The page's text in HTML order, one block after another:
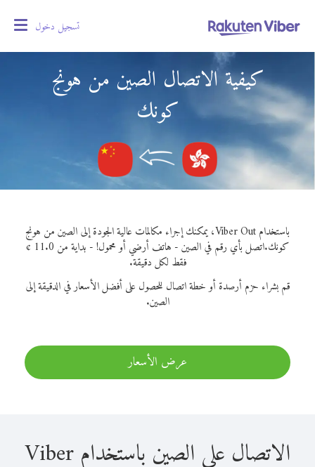
تسجيل دخول
كيفية الاتصال الصين من هونج
كونك
باستخدام Viber Out، يمكنك إجراء مكالمات عالية الجودة إلى الصين من هونج
كونك.
اتصل بأي رقم في الصين - هاتف أرضي أو محمول! - بداية من 11.0 ¢
فقط لكل دقيقة.
قم بشراء حزم أرصدة أو خطة اتصال للحصول على أفضل الأسعار في الدقيقة إلى
الصين.
عرض الأسعار
الاتصال على الصين باستخدام Viber